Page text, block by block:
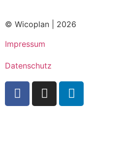
© Wicoplan | 2026
Impressum
Datenschutz